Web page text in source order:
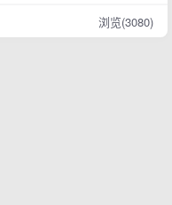
浏览(3080)